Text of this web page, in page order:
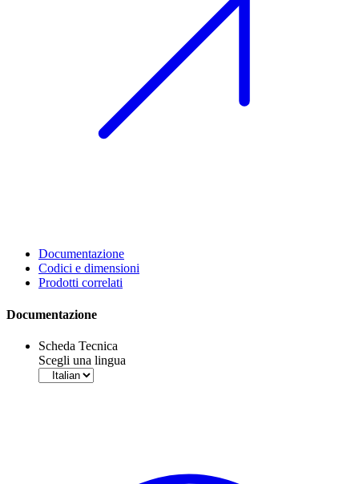
Documentazione
Codici e dimensioni
Prodotti correlati
Documentazione
Scheda Tecnica
Scegli una lingua